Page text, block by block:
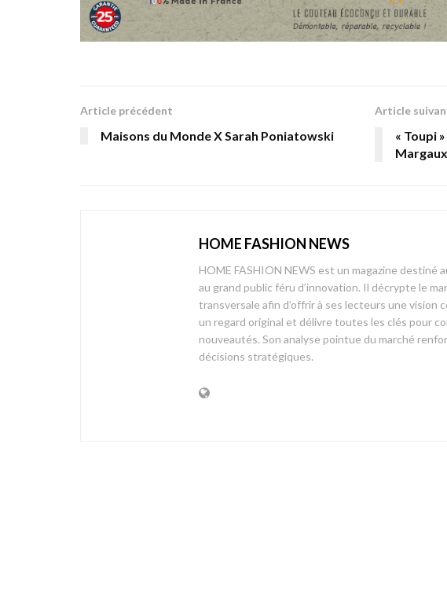
Article précédent
Maisons du Monde X Sarah Poniatowski
Article
« Toupi
HOME FASHION NEWS
HOME FASHION NEWS est un magazine destiné
au grand public féru d’innovation. Il décrypte le
transversale afin d’offrir à ses lecteurs une vision
un regard original et délivre toutes les clés pour
nouveautés. Son analyse pointue du marché
décisions stratégiques.